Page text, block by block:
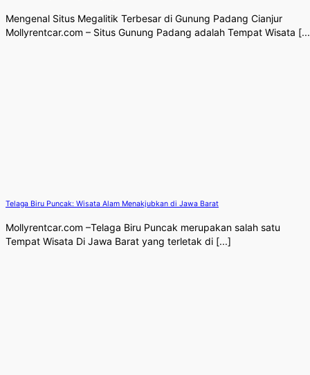
Mengenal Situs Megalitik Terbesar di Gunung Padang Cianjur
Mollyrentcar.com – Situs Gunung Padang adalah Tempat Wisata
Telaga Biru Puncak: Wisata Alam Menakjubkan di Jawa Barat
Mollyrentcar.com –Telaga Biru Puncak merupakan salah satu
Tempat Wisata Di Jawa Barat yang terletak di [...]